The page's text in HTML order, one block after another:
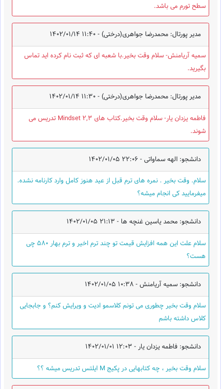
سطح تورم می باشد.
مدیر پورتال: محمدرضا جواهری(درختی) - 1402/01/14 11:40
سمیه آریامنش- سلام وقت بخیر.با شعبه ای که ثبت نام کرده اید تماس
بگیرید.
مدیر پورتال: محمدرضا جواهری(درختی) - 1402/01/14 11:30
فاطمه یزدان یار- سلام وقت بخیر.کتاب های Mindset 2,3 تدریس می
شوند.
دانشجو: الهه سماواتی - 1402/01/05 22:06
سلام. وقت بخیر . نمره های ترم قبل از عید هنوز کامل وارد کارنامه نشده.
میفرمایید کی انجام میشه؟
دانشجو: محمد یاسین غنچه ها - 1402/01/05 21:13
سلام علت این همه افزایش قیمت تو چند ترم اخیر و ترم بهار ۵۸۰ چی
هست؟
دانشجو: سمیه آریامنش -1402/01/05 10:38
سلام وقت بخیر چطوری می تونم کلاسمو ادیت و ویرایش کنم؟ و جابجایی
کلاس داشته باشم
دانشجو: فاطمه یزدان یار - 1402/01/01 12:03
سلام وقت بخیر ، چه کتابهایی در پکیج M ایلتس تدریس میشه ؟؟